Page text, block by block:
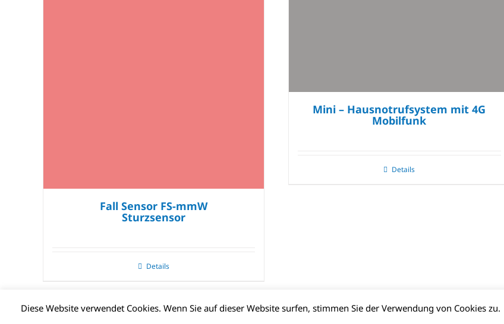
Fall Sensor FS-mmW
Sturzsensor
Details
Mini – Hausnotrufsystem mit 4G
Mobilfunk
Details
© CLIMAX DEUTSCHLAND GMBH | Alle Rechte vorbehalten |Impressum|Datenschutz|Barrierefreiheit|AGB (PDF)
Diese Website verwendet Cookies. Wenn Sie auf dieser Website surfen, stimmen Sie der Verwendung von Cookies zu.